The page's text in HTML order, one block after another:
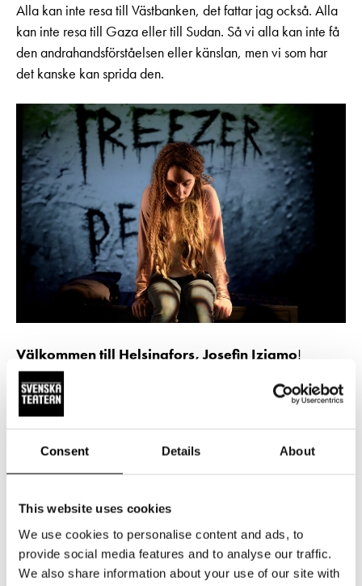
Consent Details About
This website uses cookies
We use cookies to personalise content and ads, to
provide social media features and to analyse our traffic.
We also share information about your use of our site with
Alla kan inte resa till Västbanken, det fattar jag också. Alla
kan inte resa till Gaza eller till Sudan. Så vi alla kan inte få
den andrahandsförståelsen eller känslan, men vi som har
det kanske kan sprida den.
Välkommen till Helsingfors, Josefin Iziamo!
– Tack! Det känns som en stor ära att få komma till Finland
och väldigt roligt att få spela på Svenska teatern där jag
komma med just den här föreställningen som betyder så
mycket för mig personligen, säger Iziamo.
uppmärksamhet genom ett motstånd från
tillexempel några Sverigedemokrater som ville